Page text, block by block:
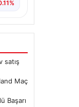
satış
Maç
Başarı